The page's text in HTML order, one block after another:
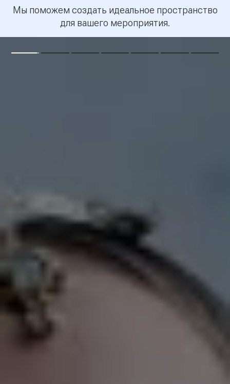
Мы поможем создать идеальное пространство
для вашего мероприятия.